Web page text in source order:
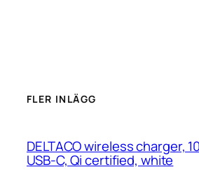
FLER INLÄGG
DELTACO wireless charger,
USB-C, Qi certified, white